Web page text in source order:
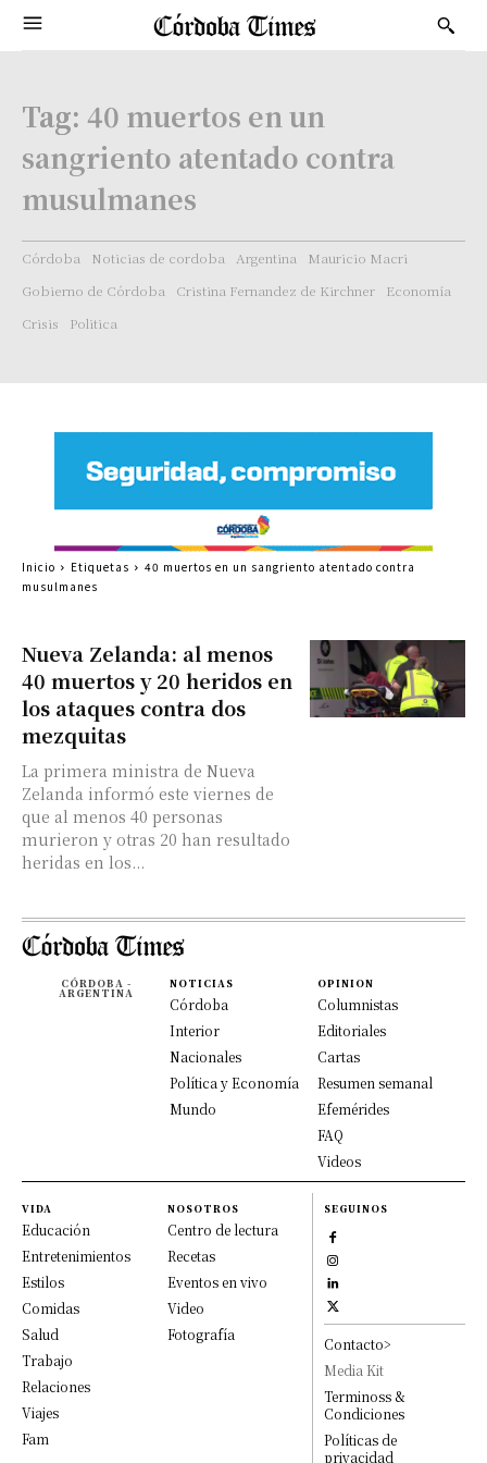
Tag: 40 muertos en un
sangriento atentado contra
musulmanes
Córdoba Noticias de cordoba Argentina
Mauricio Macri
Gobierno de Córdoba
Cristina Fernandez de Kirchner
Economía
Crisis
Politica
Nueva Zelanda: al menos
40 muertos y 20 heridos en
los ataques contra dos
mezquitas
La primera ministra de Nueva
Zelanda informó este viernes de
que al menos 40 personas
murieron y otras 20 han resultado
heridas en los...
Inicio Etiquetas
40 muertos en un sangriento atentado contra
musulmanes
CÓRDOBA -
ARGENTINA
NOTICIAS
Córdoba
Interior
Nacionales
Política y Economía
Mundo
OPINION
Columnistas
Editoriales
Cartas
Resumen semanal
Efemérides
FAQ
Videos
VIDA
Educación
Entretenimientos
Estilos
Comidas
Salud
Trabajo
Relaciones
Viajes
Fam
NOSOTROS
Centro de lectura
Recetas
Eventos en vivo
Video
Fotografía
SEGUINOS
Contacto>
Media Kit
Terminoss &
Condiciones
Políticas de
privacidad